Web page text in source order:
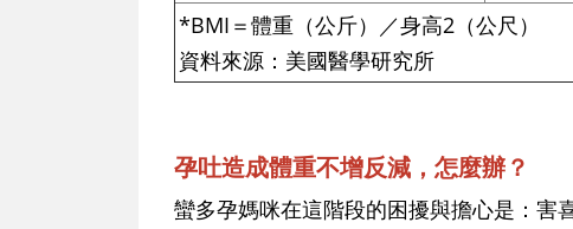
*BMI＝體重（公斤）／身高2（公尺）
資料來源：美國醫學研究所
孕吐造成體重不增反減，怎麼辦？
蠻多孕媽咪在這階段的困擾與擔心是：害